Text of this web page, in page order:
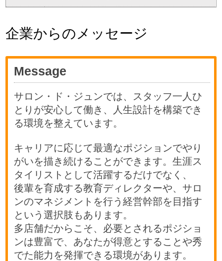
企業からのメッセージ
Message
サロン・ド・ジュンでは、スタッフ一人ひ
とりが安心して働き、人生設計を構築でき
る環境を整えています。
キャリアに応じて最適なポジションでやり
がいを描き続けることができます。生涯ス
タイリストとして活躍するだけでなく、
後輩を育成する教育ディレクターや、サロ
ンのマネジメントを行う経営幹部を目指す
という選択肢もあります。
多店舗だからこそ、必要とされるポジショ
ンは豊富で、あなたが得意とすることや秀
でた能力を発揮できる環境があります。